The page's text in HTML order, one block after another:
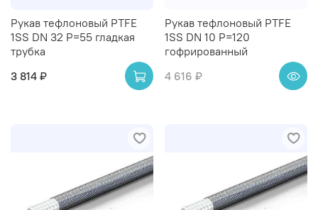
Рукав тефлоновый PTFE
1SS DN 32 P=55 гладкая
трубка
3 814 ₽
Рукав тефлоновый PTFE
1SS DN 10 P=120
гофрированный
4 616 ₽